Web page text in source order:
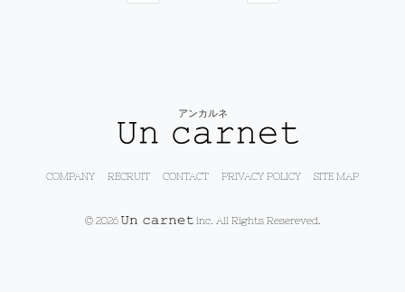
アンカルネ
COMPANY RECRUIT CONTACT PRIVACY POLICY SITE MAP
© 2026 inc. All Rights Resereved.